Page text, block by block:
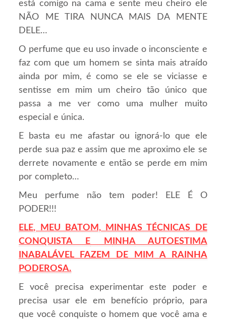
está comigo na cama e sente meu cheiro ele
NÃO ME TIRA NUNCA MAIS DA MENTE
DELE…
O perfume que eu uso invade o inconsciente e
faz com que um homem se sinta mais atraído
ainda por mim, é como se ele se viciasse e
sentisse em mim um cheiro tão único que
passa a me ver como uma mulher muito
especial e única.
E basta eu me afastar ou ignorá-lo que ele
perde sua paz e assim que me aproximo ele se
derrete novamente e então se perde em mim
por completo…
Meu perfume não tem poder! ELE É O
PODER!!!
ELE, MEU BATOM, MINHAS TÉCNICAS DE
CONQUISTA E M INHAAUTOESTIMA
INABALÁVEL FAZEM DE MIM A RAINHA
PODEROSA.
E você precisa experimentar este poder e
precisa usar ele em benefício próprio, para
que você conquiste o homem que você ama e